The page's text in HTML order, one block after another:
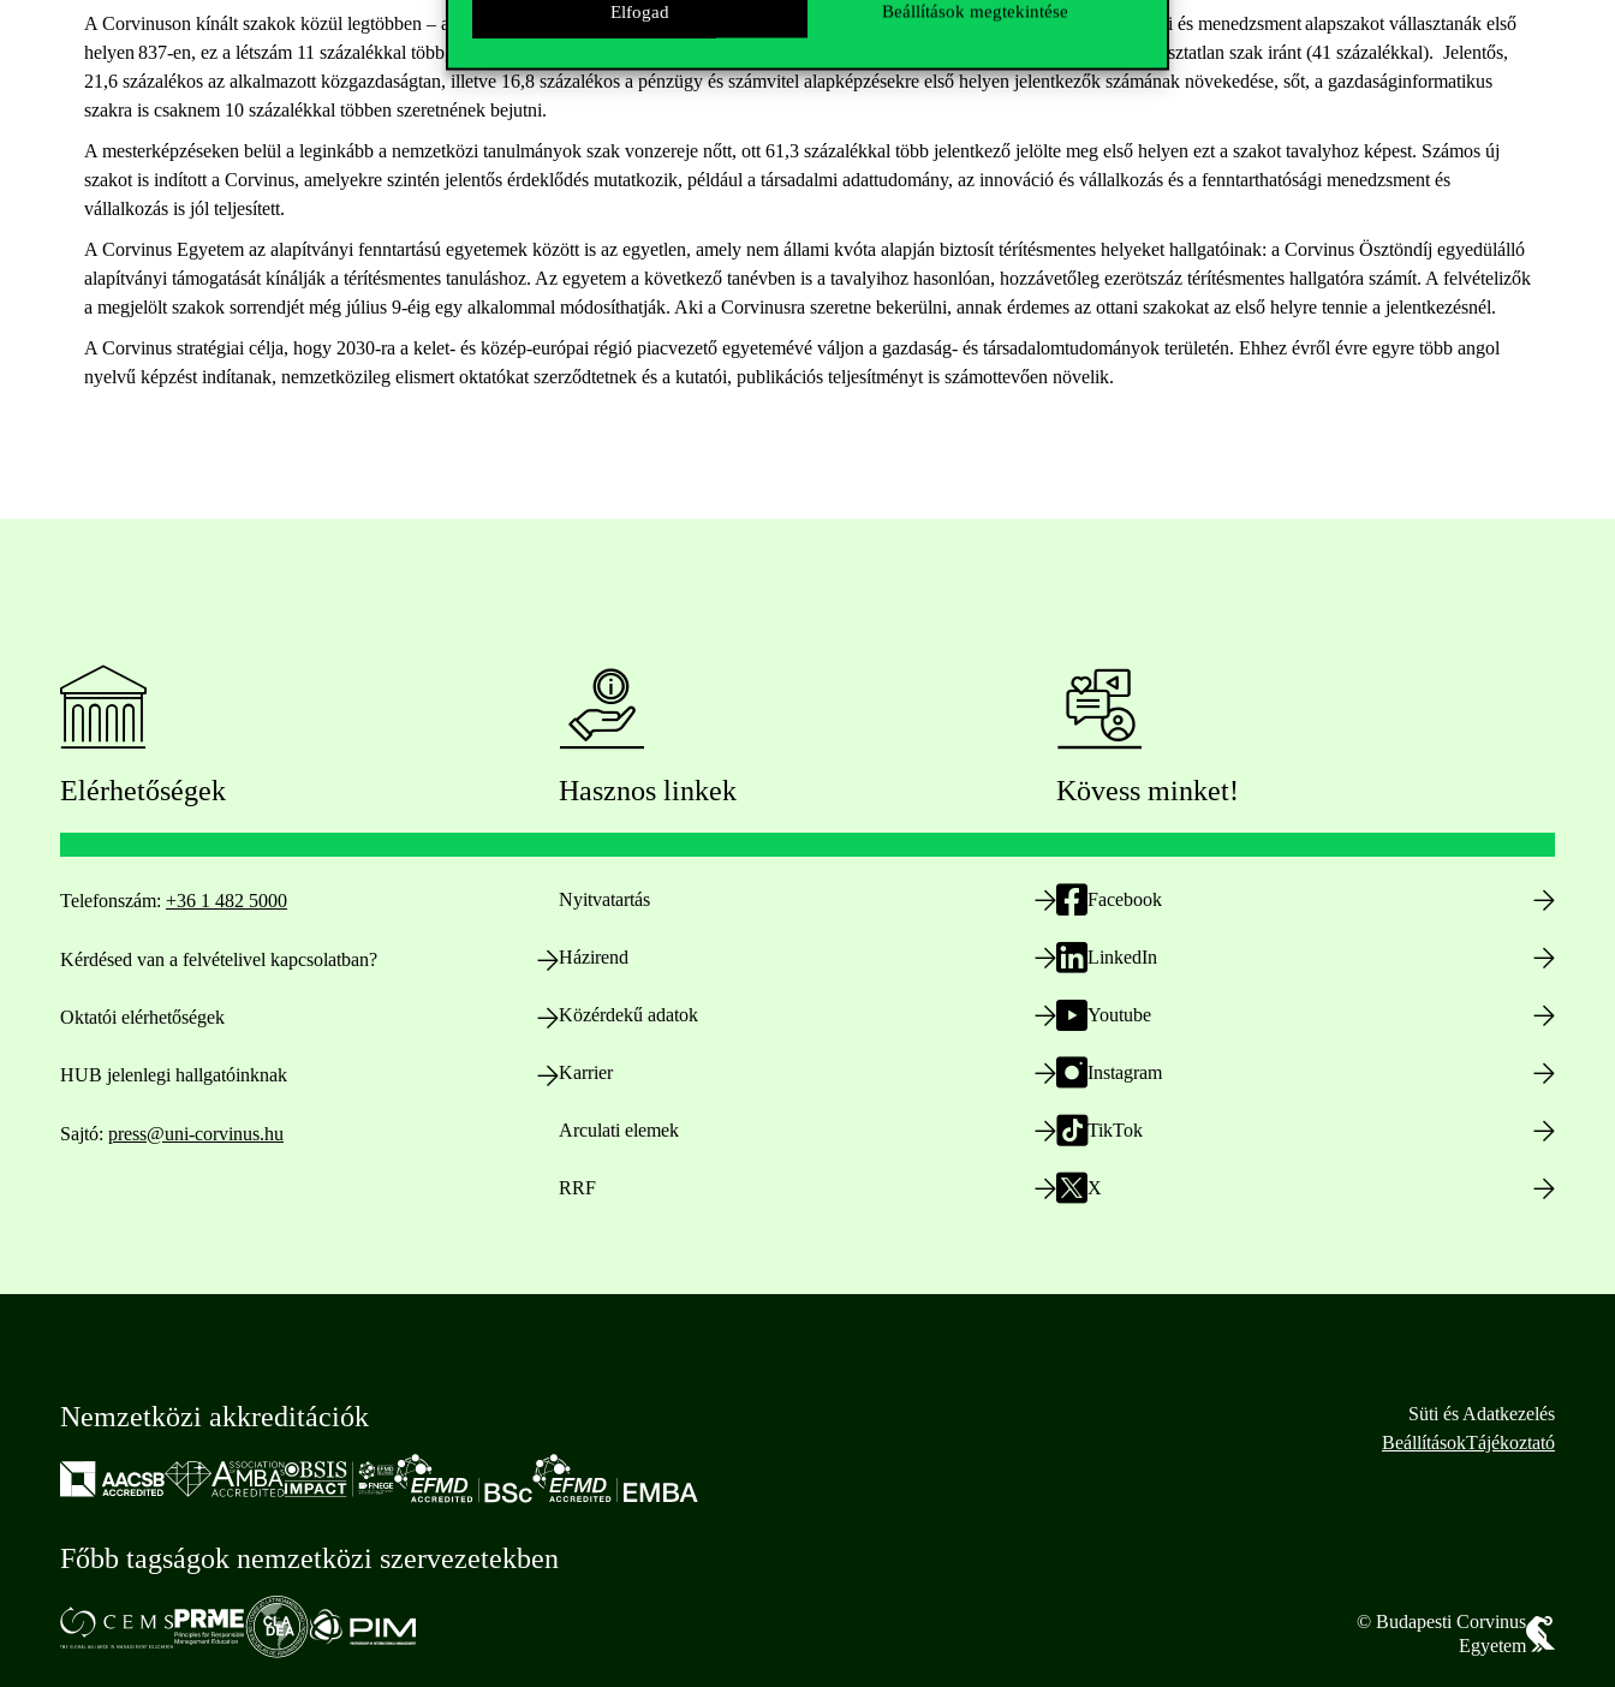
Elfogad Beállítások megtekintése
A Corvinuson kínált szakok közül legtöbben – az országosan is a gazdasági szakok között legnépszerűbb és kategóriájában első – Gazdálkodási és menedzsment alapszakot vállasztanák első
helyen 837-en, ez a létszám 11 százalékkal több, mint tavaly. Kiugróan, nőtt meg az érdeklődés a gazdaság- és pénzügy-matematikai elemzés osztatlan szak iránt (41 százalékkal). Jelentős,
21,6 százalékos az alkalmazott közgazdaságtan, illetve 16,8 százalékos a pénzügy és számvitel alapképzésekre első helyen jelentkezők számának növekedése, sőt, a gazdaságinformatikus
szakra is csaknem 10 százalékkal többen szeretnének bejutni.
A mesterképzéseken belül a leginkább a nemzetközi tanulmányok szak vonzereje nőtt, ott 61,3 százalékkal több jelentkező jelölte meg első helyen ezt a szakot tavalyhoz képest. Számos új
szakot is indított a Corvinus, amelyekre szintén jelentős érdeklődés mutatkozik, például a társadalmi adattudomány, az innováció és vállalkozás és a fenntarthatósági menedzsment és
vállalkozás is jól teljesített.
A Corvinus Egyetem az alapítványi fenntartású egyetemek között is az egyetlen, amely nem állami kvóta alapján biztosít térítésmentes helyeket hallgatóinak: a Corvinus Ösztöndíj egyedülálló
alapítványi támogatását kínálják a térítésmentes tanuláshoz. Az egyetem a következő tanévben is a tavalyihoz hasonlóan, hozzávetőleg ezerötszáz térítésmentes hallgatóra számít. A felvételizők
a megjelölt szakok sorrendjét még július 9-éig egy alkalommal módosíthatják. Aki a Corvinusra szeretne bekerülni, annak érdemes az ottani szakokat az első helyre tennie a jelentkezésnél.
A Corvinus stratégiai célja, hogy 2030-ra a kelet- és közép-európai régió piacvezető egyetemévé váljon a gazdaság- és társadalomtudományok területén. Ehhez évről évre egyre több angol
nyelvű képzést indítanak, nemzetközileg elismert oktatókat szerződtetnek és a kutatói, publikációs teljesítményt is számottevően növelik.
Elérhetőségek
Telefonszám: +36 1 482 5000
Kérdésed van a felvételivel kapcsolatban?
Oktatói elérhetőségek
HUB jelenlegi hallgatóinknak
Sajtó: press@uni-corvinus.hu
Hasznos linkek
Nyitvatartás
Házirend
Közérdekű adatok
Karrier
Arculati elemek
RRF
Kövess minket!
Facebook
LinkedIn
Youtube
Instagram
TikTok
X
Nemzetközi akkreditációk
Főbb tagságok nemzetközi szervezetekben
Süti és Adatkezelés
BeállításokTájékoztató
© Budapesti Corvinus
Egyetem